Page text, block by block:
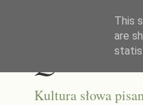
Kultura słowa
This
are